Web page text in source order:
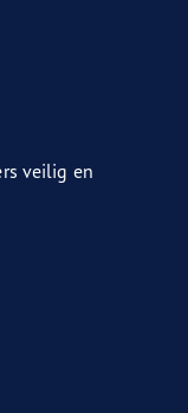
veilig en